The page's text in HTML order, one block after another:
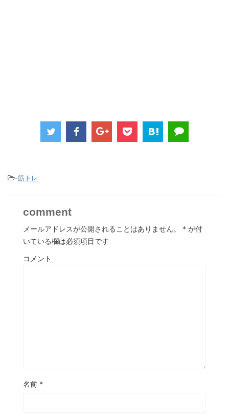
-筋トレ
comment
メールアドレスが公開されることはありません。 * が付
いている欄は必須項目です
コメント
名前 *